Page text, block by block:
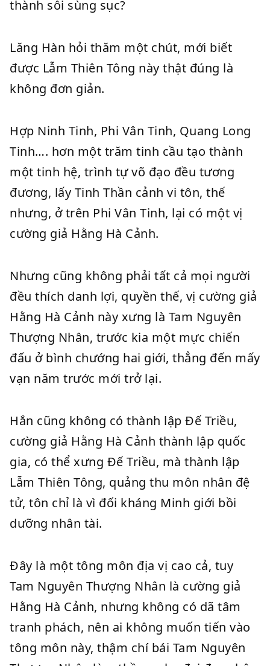
thành sôi sùng sục?
Lăng Hàn hỏi thăm một chút, mới biết
được Lẫm Thiên Tông này thật đúng là
không đơn giản.
Hợp Ninh Tinh, Phi Vân Tinh, Quang Long
Tinh…. hơn một trăm tinh cầu tạo thành
một tinh hệ, trình tự võ đạo đều tương
đương, lấy Tinh Thần cảnh vi tôn, thế
nhưng, ở trên Phi Vân Tinh, lại có một vị
cường giả Hằng Hà Cảnh.
Nhưng cũng không phải tất cả mọi người
đều thích danh lợi, quyền thế, vị cường giả
Hằng Hà Cảnh này xưng là Tam Nguyên
Thượng Nhân, trước kia một mực chiến
đấu ở bình chướng hai giới, thẳng đến mấy
vạn năm trước mới trở lại.
Hắn cũng không có thành lập Đế Triều,
cường giả Hằng Hà Cảnh thành lập quốc
gia, có thể xưng Đế Triều, mà thành lập
Lẫm Thiên Tông, quảng thu môn nhân đệ
tử, tôn chỉ là vì đối kháng Minh giới bồi
dưỡng nhân tài.
Đây là một tông môn địa vị cao cả, tuy
Tam Nguyên Thượng Nhân là cường giả
Hằng Hà Cảnh, nhưng không có dã tâm
tranh phách, nên ai không muốn tiến vào
tông môn này, thậm chí bái Tam Nguyên